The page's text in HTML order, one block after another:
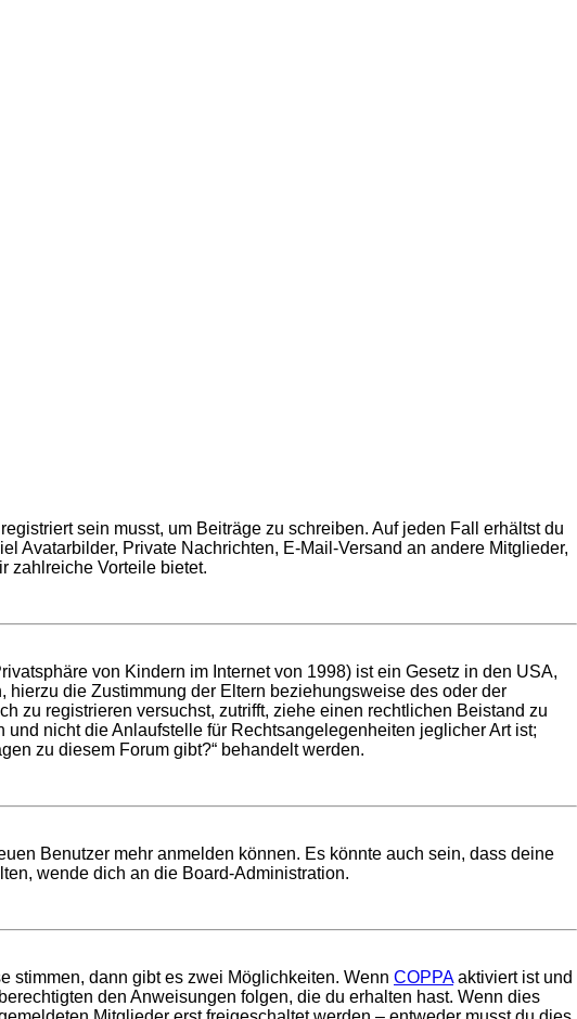
sein musst, um Beiträge zu schreiben. Auf jeden Fall erhältst du
Avatarbilder, Private Nachrichten, E-Mail-Versand an andere Mitglieder,
zahlreiche Vorteile bietet.
von Kindern im Internet von 1998) ist ein Gesetz in den USA,
die Zustimmung der Eltern beziehungsweise des oder der
zu registrieren versuchst, zutrifft, ziehe einen rechtlichen Beistand zu
nicht die Anlaufstelle für Rechtsangelegenheiten jeglicher Art ist;
zu diesem Forum gibt?“ behandelt werden.
Benutzer mehr anmelden können. Es könnte auch sein, dass deine
wende dich an die Board-Administration.
stimmen, dann gibt es zwei Möglichkeiten. Wenn COPPAaktiviert ist und
den Anweisungen folgen, die du erhalten hast. Wenn dies